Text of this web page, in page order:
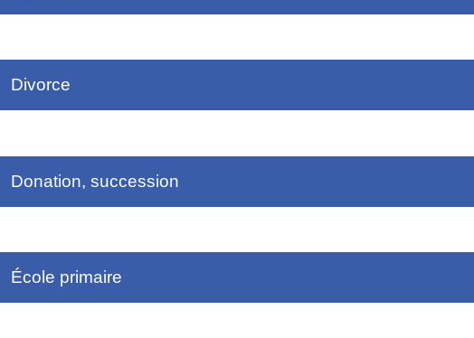
Divorce
Donation, succession
École primaire